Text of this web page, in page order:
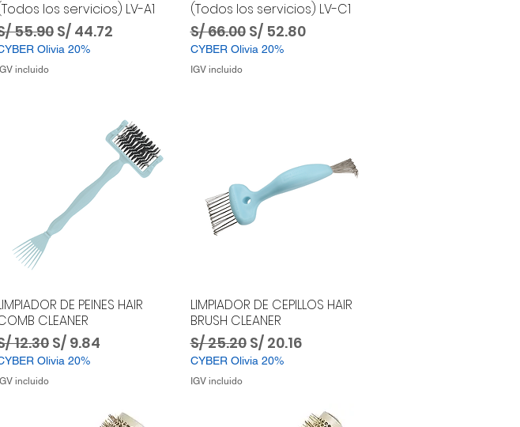
los servicios) LV-A1
55.90 Precio de oferta
S/ 44.72
Olivia 20%
incluido
(Todos los servicios) LV-C1
Precio
S/ 66.00 Precio de oferta
S/ 52.80
CYBER Olivia 20%
IGV incluido
DE PEINES HAIR
CLEANER
12.30 Precio de oferta
S/ 9.84
Olivia 20%
IGV incluido
LIMPIADOR DE CEPILLOS HAIR
BRUSH CLEANER
Precio
S/ 25.20 Precio de oferta
S/ 20.16
CYBER Olivia 20%
IGV incluido